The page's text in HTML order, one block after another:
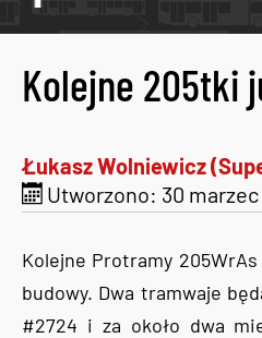
Kolejne 205tki
Łukasz Wolniewicz
Utworzono: 30 marzec
Kolejne Protramy
budowy. Dwa tramwaje
#2724 i za około dwa